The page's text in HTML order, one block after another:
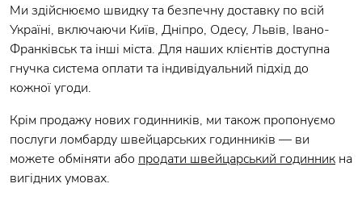
Ми здійснюємо швидку та безпечну доставку по всій
Україні, включаючи Київ, Дніпро, Одесу, Львів, Івано-
Франківськ та інші міста. Для наших клієнтів доступна
гнучка система оплати та індивідуальний підхід до
кожної угоди.
Крім продажу нових годинників, ми також пропонуємо
послуги ломбарду швейцарських годинників — ви
можете обміняти або продати швейцарський годинник на
вигідних умовах.